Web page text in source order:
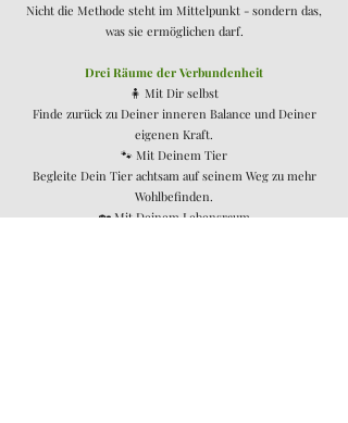
Nicht die Methode steht im Mittelpunkt - sondern das,
was sie ermöglichen darf.
Drei Räume der Verbundenheit
🧍 Mit Dir selbst
Finde zurück zu Deiner inneren Balance und Deiner
eigenen Kraft.
🐾 Mit Deinem Tier
Begleite Dein Tier achtsam auf seinem Weg zu mehr
Wohlbefinden.
🏡 Mit Deinem Lebensraum